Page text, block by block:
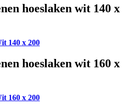
hoeslaken wit 140 x
140 x 200
hoeslaken wit 160 x
160 x 200